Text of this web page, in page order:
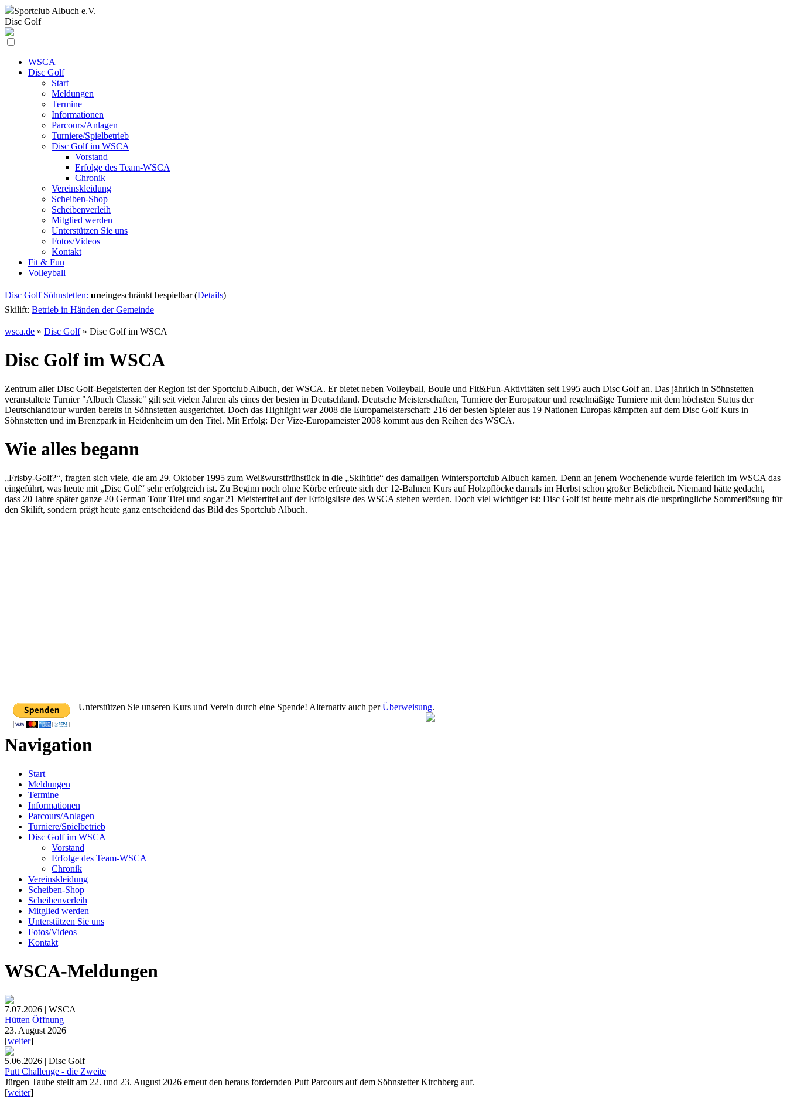
Sportclub Albuch e.V.
Disc Golf
WSCA
Disc Golf
Start
Meldungen
Termine
Informationen
Parcours/Anlagen
Turniere/Spielbetrieb
Disc Golf im WSCA
Vorstand
Erfolge des Team-WSCA
Chronik
Vereinskleidung
Scheiben-Shop
Scheibenverleih
Mitglied werden
Unterstützen Sie uns
Fotos/Videos
Kontakt
Fit & Fun
Volleyball
Disc Golf Söhnstetten: uneingeschränkt bespielbar (Details)
Skilift: Betrieb in Händen der Gemeinde
wsca.de » Disc Golf» Disc Golf im WSCA
Disc Golf im WSCA
Zentrum aller Disc Golf-Begeisterten der Region ist der Sportclub Albuch, der WSCA. Er bietet neben Volleyball, Boule und Fit&Fun-Aktivitäten seit 1995 auch Disc Golf an. Das jährlich in Söhnstetten
veranstaltete Turnier "Albuch Classic" gilt seit vielen Jahren als eines der besten in Deutschland. Deutsche Meisterschaften, Turniere der Europatour und regelmäßige Turniere mit dem höchsten Status der
Deutschlandtour wurden bereits in Söhnstetten ausgerichtet. Doch das Highlight war 2008 die Europameisterschaft: 216 der besten Spieler aus 19 Nationen Europas kämpften auf dem Disc Golf Kurs in
Söhnstetten und im Brenzpark in Heidenheim um den Titel. Mit Erfolg: Der Vize-Europameister 2008 kommt aus den Reihen des WSCA.
Wie alles begann
„Frisby-Golf?“, fragten sich viele, die am 29. Oktober 1995 zum Weißwurstfrühstück in die „Skihütte“ des damaligen Wintersportclub Albuch kamen. Denn an jenem Wochenende wurde feierlich im WSCA das
eingeführt, was heute mit „Disc Golf“ sehr erfolgreich ist. Zu Beginn noch ohne Körbe erfreute sich der 12-Bahnen Kurs auf Holzpflöcke damals im Herbst schon großer Beliebtheit. Niemand hätte gedacht,
dass 20 Jahre später ganze 20 German Tour Titel und sogar 21 Meistertitel auf der Erfolgsliste des WSCA stehen werden. Doch viel wichtiger ist: Disc Golf ist heute mehr als die ursprüngliche Sommerlösung für
den Skilift, sondern prägt heute ganz entscheidend das Bild des Sportclub Albuch.
Unterstützen Sie unseren Kurs und Verein durch eine Spende! Alternativ auch perÜberweisung.
Navigation
Start
Meldungen
Termine
Informationen
Parcours/Anlagen
Turniere/Spielbetrieb
Disc Golf im WSCA
Vorstand
Erfolge des Team-WSCA
Chronik
Vereinskleidung
Scheiben-Shop
Scheibenverleih
Mitglied werden
Unterstützen Sie uns
Fotos/Videos
Kontakt
WSCA-Meldungen
7.07.2026 | WSCA
Hütten Öffnung
23. August 2026
[weiter]
5.06.2026 | Disc Golf
Putt Challenge - die Zweite
Jürgen Taube stellt am 22. und 23. August 2026 erneut den heraus fordernden Putt Parcours auf dem Söhnstetter Kirchberg auf.
[weiter]